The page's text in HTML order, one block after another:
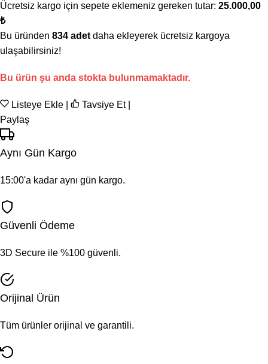
Ücretsiz kargo için sepete eklemeniz gereken tutar: 25.000,00
₺
Bu üründen 834 adet daha ekleyerek ücretsiz kargoya
ulaşabilirsiniz!
Bu ürün şu anda stokta bulunmamaktadır.
Listeye Ekle Tavsiye Et
Paylaş
Aynı Gün Kargo
15:00'a kadar aynı gün kargo.
Güvenli Ödeme
3D Secure ile %100 güvenli.
Orijinal Ürün
Tüm ürünler orijinal ve garantili.